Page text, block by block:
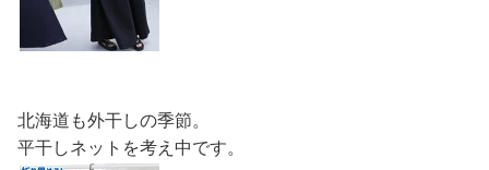
北海道も外干しの季節。
平干しネットを考え中です。